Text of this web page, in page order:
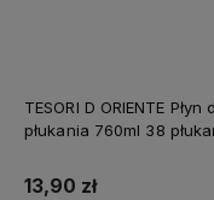
TESORI D ORIENTE Płyn
płukania 760ml 38
13,90 zł